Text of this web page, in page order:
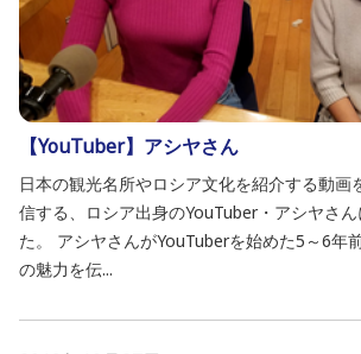
【YouTuber】アシヤさん
日本の観光名所やロシア文化を紹介する動画
信する、ロシア出身のYouTuber・アシヤさ
た。 アシヤさんがYouTuberを始めた5～6年
の魅力を伝...